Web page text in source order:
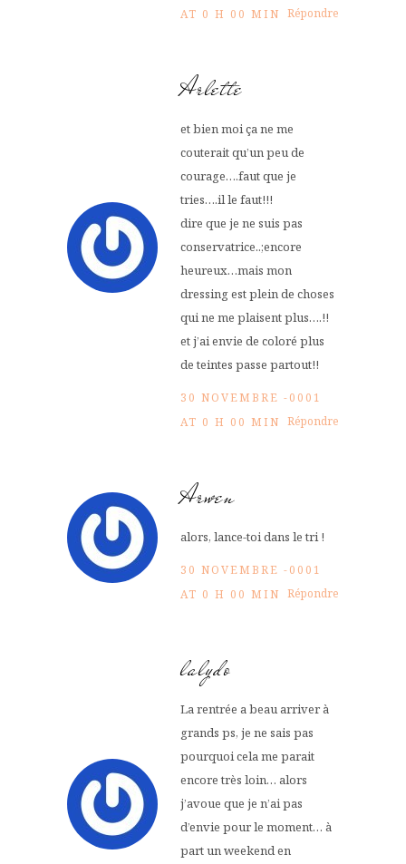
AT 0 H 00 MIN Répondre
Arlette
et bien moi ça ne me
couterait qu’un peu de
courage….faut que je
tries….il le faut!!!
dire que je ne suis pas
conservatrice..;encore
heureux…mais mon
dressing est plein de choses
qui ne me plaisent plus….!!
et j’ai envie de coloré plus
de teintes passe partout!!
30 NOVEMBRE -0001
AT 0 H 00 MIN Répondre
Arwen
alors, lance-toi dans le tri !
30 NOVEMBRE -0001
AT 0 H 00 MIN Répondre
lalydo
La rentrée a beau arriver à
grands ps, je ne sais pas
pourquoi cela me parait
encore très loin… alors
j’avoue que je n’ai pas
d’envie pour le moment… à
part un weekend en